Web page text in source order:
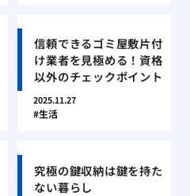
信頼できるゴミ屋敷片付
け業者を見極める！資格
以外のチェックポイント
2025.11.27
生活
究極の鍵収納は鍵を持た
ない暮らし